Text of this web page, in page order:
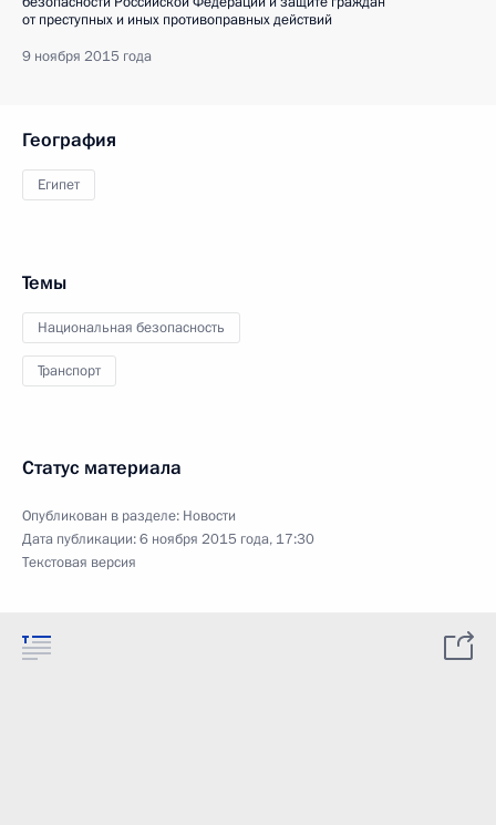
от преступных и иных противоправных действий
9 ноября 2015 года
География
Египет
Темы
Национальная безопасность
Транспорт
Статус материала
Опубликован в разделе: Новости
Дата публикации:6 ноября 2015 года, 17:30
Текстовая версия